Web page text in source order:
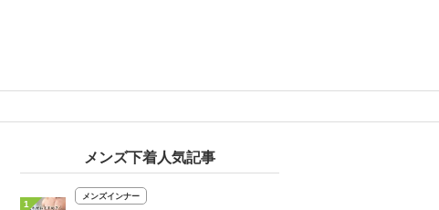
メンズ下着人気記事
1
メンズインナー